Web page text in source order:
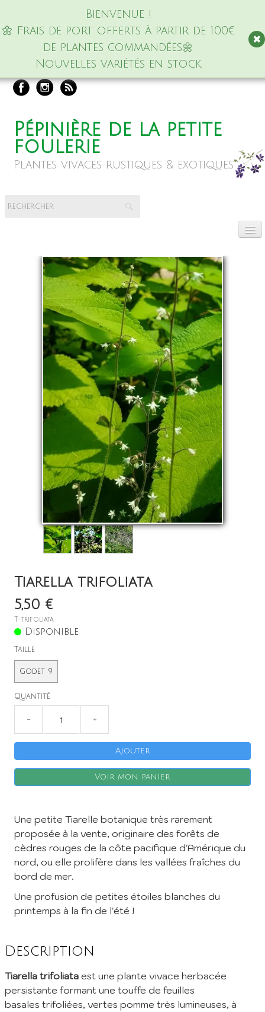
Bienvenue !
🌼 Frais de port offerts à partir de 100€
de plantes commandées🌼
Nouvelles variétés en stock
Pépinière de la petite
foulerie
Plantes vivaces rustiques & exotiques
La pépinière
Boutique ▼
Événements▼
Contact
Tiarella trifoliata
5,50 €
T-trifoliata
Disponible
Taille
Godet 9
Quantité
− +
Ajouter
Voir mon panier
Une petite Tiarelle botanique très rarement
proposée à la vente, originaire des forêts de
cèdres rouges de la côte pacifique d'Amérique du
nord, ou elle prolifère dans les vallées fraîches du
bord de mer.
Une profusion de petites étoiles blanches du
printemps à la fin de l'été !
Description
Tiarella trifoliata est une plante vivace herbacée
persistante formant une touffe de feuilles
basales trifoliées, vertes pomme très lumineuses, à
Inscription à la Newsletter
dernières infos de la pépinière: Nouvelles plantes ajoutées au
catalogue, fêtes des plantes à venir, promos et réductions en
Je m'abonne